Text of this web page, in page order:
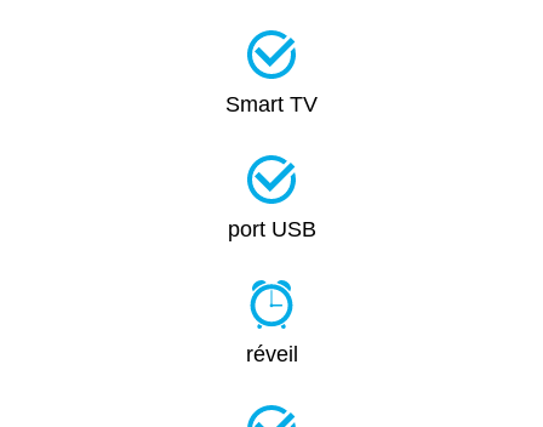
Smart TV
port USB
réveil